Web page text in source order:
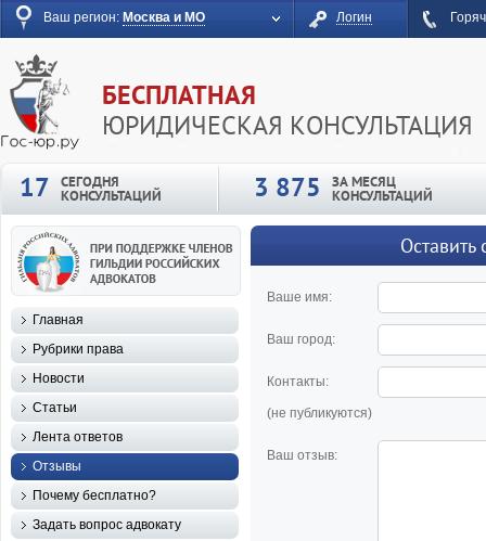
Ваш регион: Москва и МО Логин
БЕСПЛАТНАЯ
ЮРИДИЧЕСКАЯ КОНСУЛЬТАЦИЯ
17
СЕГОДНЯ
КОНСУЛЬТАЦИЙ 3 875 ЗА МЕСЯЦ
КОНСУЛЬТАЦИЙ
Ваше имя:
Ваш город:
Контакты:
(не публикуются)
Ваш отзыв:
Главная
Рубрики права
Новости
Статьи
Лента ответов
Отзывы
Почему бесплатно?
Задать вопрос адвокату